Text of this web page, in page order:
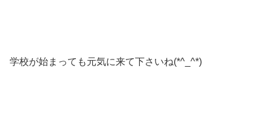
学校が始まっても元気に来て下さいね(*^_^*)